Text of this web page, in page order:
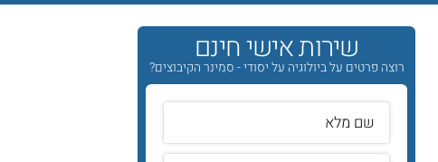
שירות אישי חינם
רוצה פרטים על ביולוגיה על יסודי - סמינר הקיבוצים?